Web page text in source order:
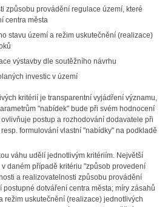
způsobu provádění regulace území, které
centra města
stavu území a režim uskutečnění (realizace)
výstavby dle soutěžního návrhu
investic v území
kritérií je transparentní vyjádření významu,
"nabídek" bude při svém hodnocení
postup a rozhodování dodavatele při
formulování vlastní "nabídky" na podkladě
váhu udělí jednotlivým kritériím. Největší
daném případě kritériu "způsob provedení
a realizovatelnosti způsobu provádění
dotváření centra města; míry zásahů
režim uskutečnění (realizace) jednotlivých